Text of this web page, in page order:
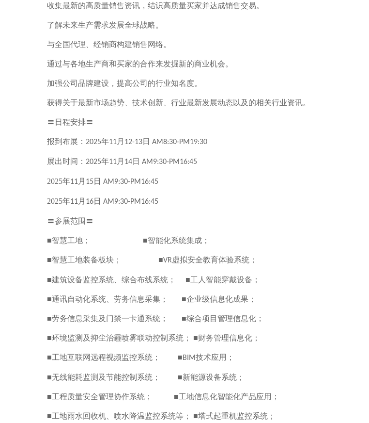
收集最新的高质量销售资讯，结识高质量买家并达成销售交易。
了解未来生产需求发展全球战略。
与全国代理、经销商构建销售网络。
通过与各地生产商和买家的合作来发掘新的商业机会。
加强公司品牌建设，提高公司的行业知名度。
获得关于最新市场趋势、技术创新、行业最新发展动态以及的相关行业资讯。
〓日程安排〓
报到布展： 2025年11月 12-13日 AM8:30-PM19:30
展出时间： 2025年11月 14日 AM9:30-PM16:45
2025年11月 15 日 AM9:30-PM16:45
2025年11月 16日 AM9:30-PM16:45
〓参展范围〓
■智慧工地； ■智能化系统集成；
■智慧工地装备板块； ■VR虚拟安全教育体验系统；
■建筑设备监控系统、综合布线系统； ■工人智能穿戴设备；
■通讯自动化系统、劳务信息采集； ■企业级信息化成果；
■劳务信息采集及门禁一卡通系统； ■综合项目管理信息化；
■环境监测及抑尘治霾喷雾联动控制系统； ■财务管理信息化；
■工地互联网远程视频监控系统； ■BIM技术应用；
■无线能耗监测及节能控制系统； ■新能源设备系统；
■工程质量安全管理协作系统； ■工地信息化智能化产品应用；
■工地雨水回收机、喷水降温监控系统等； ■塔式起重机监控系统；